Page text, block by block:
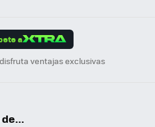
a
ventajas exclusivas